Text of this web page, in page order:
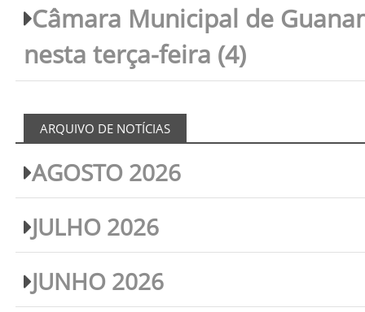
Câmara Municipal de
nesta terça-feira (4)
ARQUIVO DE NOTÍCIAS
AGOSTO 2026
JULHO 2026
JUNHO 2026